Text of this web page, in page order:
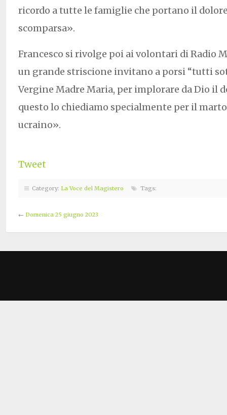
ricordo a tutte le famiglie che portano il
scomparsa».
Francesco si rivolge poi ai volontari di Radio
un grande striscione invitano a porsi “tutti
Vergine Madre Maria, per implorare da Dio il
questo lo chiediamo specialmente per il
ucraino».
Tweet
Category: La Voce del Magistero Tags:
← Domenica 25 giugno 2023